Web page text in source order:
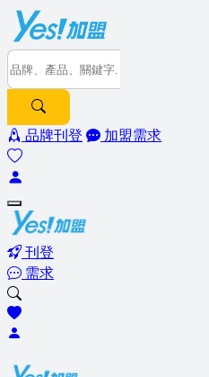
品牌刊登 加盟需求
刊登
需求